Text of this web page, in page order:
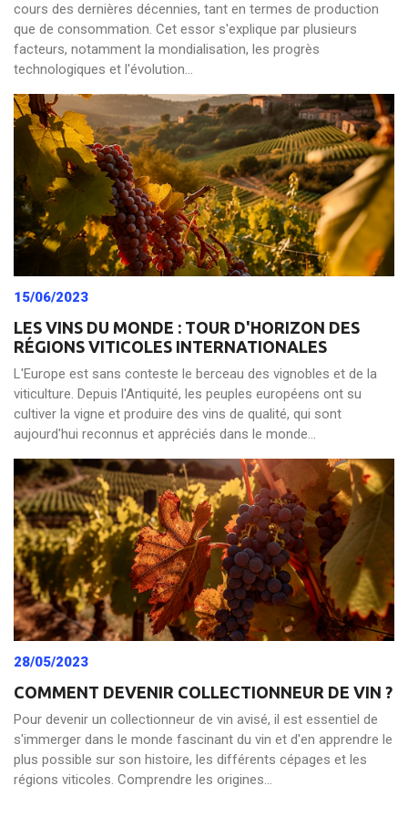
cours des dernières décennies, tant en termes de production
que de consommation. Cet essor s'explique par plusieurs
facteurs, notamment la mondialisation, les progrès
technologiques et l'évolution...
15/06/2023
LES VINS DU MONDE : TOUR D'HORIZON DES
RÉGIONS VITICOLES INTERNATIONALES
L'Europe est sans conteste le berceau des vignobles et de la
viticulture. Depuis l'Antiquité, les peuples européens ont su
cultiver la vigne et produire des vins de qualité, qui sont
aujourd'hui reconnus et appréciés dans le monde...
28/05/2023
COMMENT DEVENIR COLLECTIONNEUR DE VIN ?
Pour devenir un collectionneur de vin avisé, il est essentiel de
s'immerger dans le monde fascinant du vin et d'en apprendre le
plus possible sur son histoire, les différents cépages et les
régions viticoles. Comprendre les origines...